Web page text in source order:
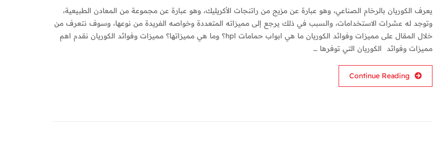
يعرف الكوريان بالرخام الصناعي، وهو عبارة عن مزيج من راتنجات الأكريليك، وهو عبارة عن مجموعة من المعادن الطبيعية،
وتوجد له عشرات الاستخدامات، والسبب في ذلك يرجع إلى مميزاته المتعددة وخواصه الفريدة من نوعها، وسوف نتعرف من
خلال المقال على مميزات وفوائد الكوريان ما هي ابواب حمامات hpl؟ وما هي مميزاتها؟ مميزات وفوائد الكوريان نقدم اهم
مميزات وفوائد الكوريان التي توفرها …
Continue Reading